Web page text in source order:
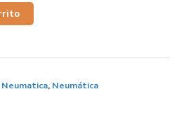
Neumatica, Neumática